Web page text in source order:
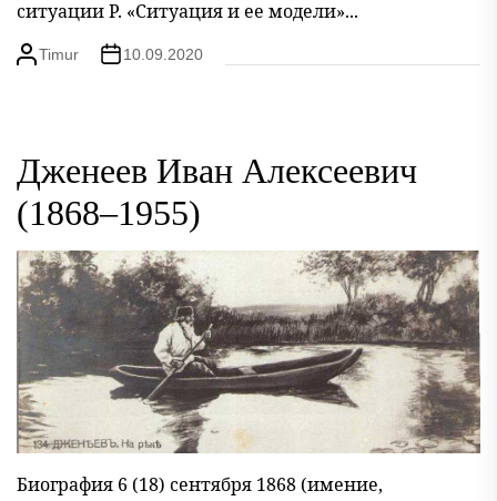
ситуации Р. «Ситуация и ее модели»...
Timur 10.09.2020
Дженеев Иван Алексеевич
(1868–1955)
Биография 6 (18) сентября 1868 (имение,